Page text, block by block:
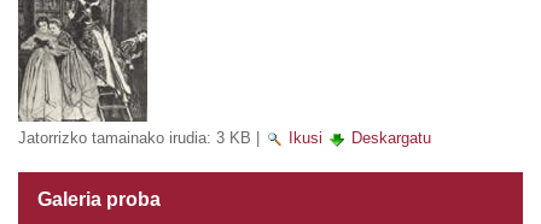
Jatorrizko tamainako irudia: 3 KB Ikusi Deskargatu
Galeria proba